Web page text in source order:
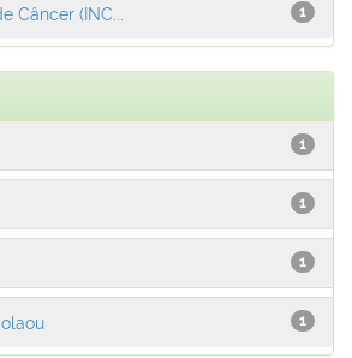
1
Câncer (INC...
1
1
1
1